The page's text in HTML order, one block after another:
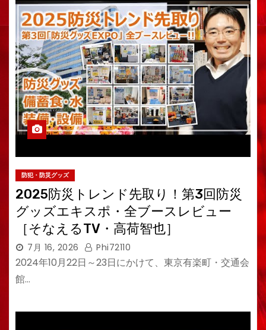
防犯・防災グッズ
2025防災トレンド先取り！第3回防災
グッズエキスポ・全ブースレビュー
［そなえるTV・高荷智也］
7月 16, 2026 Phi72110
2024年10月22日～23日にかけて、東京有楽町・交通会
館…